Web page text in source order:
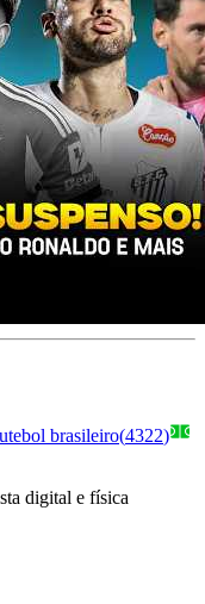
brasileiro(4322)
digital e física